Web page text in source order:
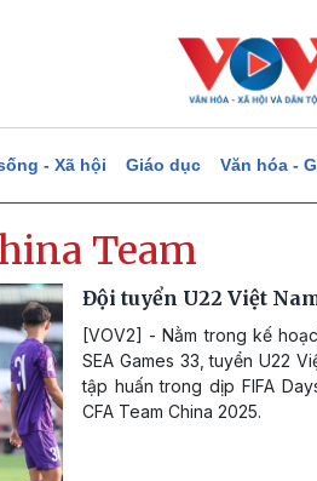
- Xã hội Giáo dục Văn hóa -
Team
Đội tuyển U22 Việt
[VOV2] - Nằm trong kế
SEA Games 33, tuyển U22
tập huấn trong dịp FIFA
CFA Team China 2025.